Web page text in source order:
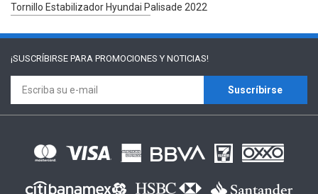
Tornillo Estabilizador Hyundai Palisade 2022
¡SUSCRÍBIRSE PARA PROMOCIONES Y NOTICIAS!
Suscríbirse